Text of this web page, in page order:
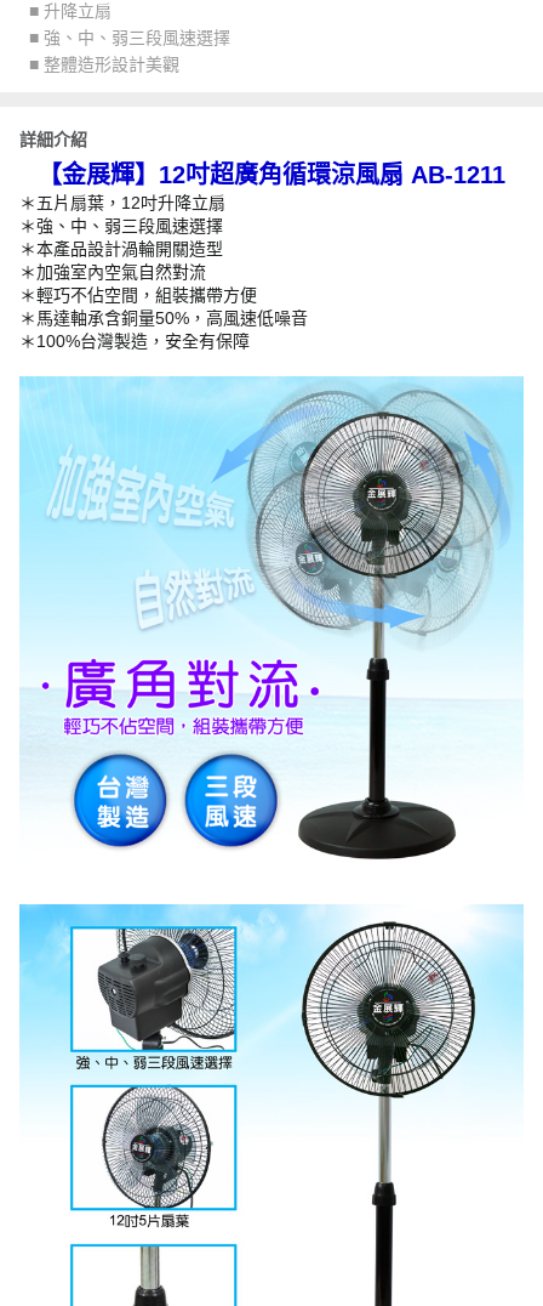
■ 升降立扇
■ 強、中、弱三段風速選擇
■ 整體造形設計美觀
詳細介紹
【金展輝】12吋超廣角循環涼風扇 AB-1211
＊五片扇葉，12吋升降立扇
＊強、中、弱三段風速選擇
＊本產品設計渦輪開關造型
＊加強室內空氣自然對流
＊輕巧不佔空間，組裝攜帶方便
＊馬達軸承含銅量50%，高風速低噪音
＊100%台灣製造，安全有保障